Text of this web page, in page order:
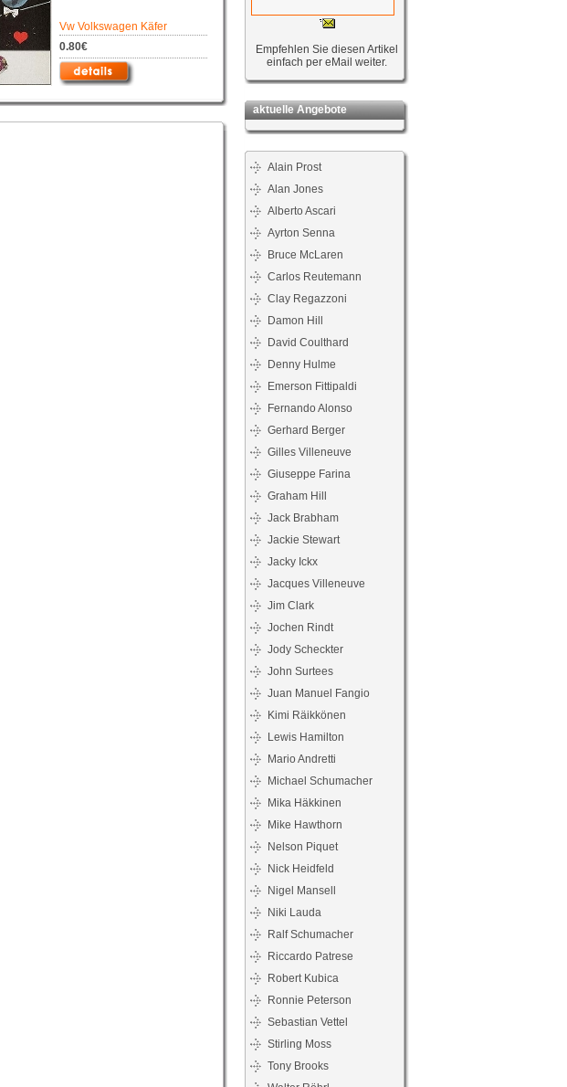
Vw Volkswagen Käfer
0.80€
Empfehlen Sie diesen Artikel
einfach per eMail weiter.
aktuelle Angebote
Alain Prost
Alan Jones
Alberto Ascari
Ayrton Senna
Bruce McLaren
Carlos Reutemann
Clay Regazzoni
Damon Hill
David Coulthard
Denny Hulme
Emerson Fittipaldi
Fernando Alonso
Gerhard Berger
Gilles Villeneuve
Giuseppe Farina
Graham Hill
Jack Brabham
Jackie Stewart
Jacky Ickx
Jacques Villeneuve
Jim Clark
Jochen Rindt
Jody Scheckter
John Surtees
Juan Manuel Fangio
Kimi Räikkönen
Lewis Hamilton
Mario Andretti
Michael Schumacher
Mika Häkkinen
Mike Hawthorn
Nelson Piquet
Nick Heidfeld
Nigel Mansell
Niki Lauda
Ralf Schumacher
Riccardo Patrese
Robert Kubica
Ronnie Peterson
Sebastian Vettel
Stirling Moss
Tony Brooks